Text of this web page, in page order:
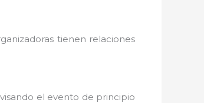
tienen relaciones
el evento de principio